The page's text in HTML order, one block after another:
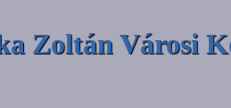
Zoltán Városi